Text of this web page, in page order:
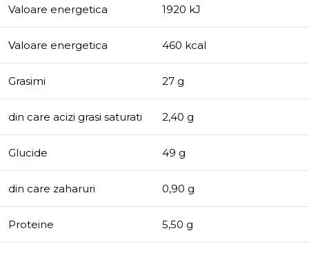
Valoare energetica 1920 kJ
Valoare energetica 460 kcal
Grasimi 27 g
din care acizi grasi saturati 2,40 g
Glucide 49 g
din care zaharuri 0,90 g
Proteine 5,50 g